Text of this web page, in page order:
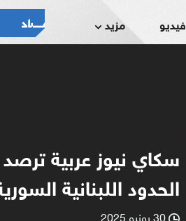
فيديو مزيد
سكاي نيوز عربية
الحدود اللبنانية
30 يونيو 2025